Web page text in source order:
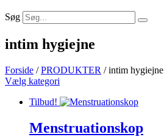
Søg
intim hygiejne
Forside /PRODUKTER / intim hygiejne
Vælg kategori
Tilbud!
Menstruationskop